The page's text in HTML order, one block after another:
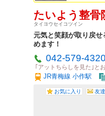
たいよう整骨
タイヨウセイコツイン
元気と笑顔が取り戻
めます！
042-579-4320
｢アットちらしを見た｣と
JR青梅線 小作駅
お気に入り 友